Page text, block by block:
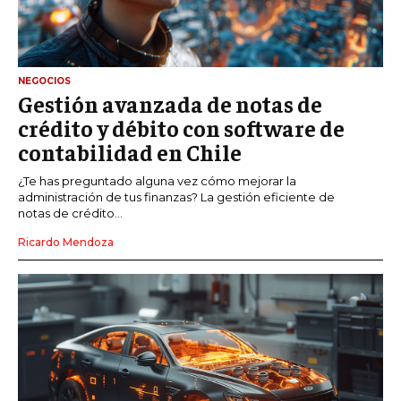
NEGOCIOS
Gestión avanzada de notas de
crédito y débito con software de
contabilidad en Chile
¿Te has preguntado alguna vez cómo mejorar la
administración de tus finanzas? La gestión eficiente de
notas de crédito...
Ricardo Mendoza